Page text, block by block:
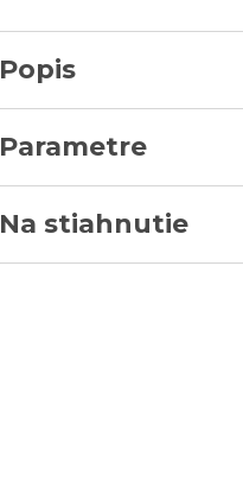
Popis
Parametre
Na stiahnutie